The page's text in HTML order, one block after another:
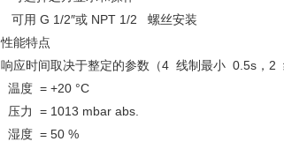
可用 G 1/2″或 NPT 1/2 螺丝安装
性能特点
响应时间取决于整定的参数（4 线制最小 0.5s，2
温度 = +20 °C
压力 = 1013 mbar abs.
湿度 = 50 %